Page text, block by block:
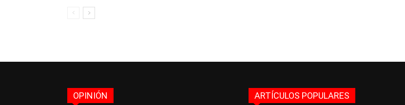
OPINIÓN ARTÍCULOS POPULARES